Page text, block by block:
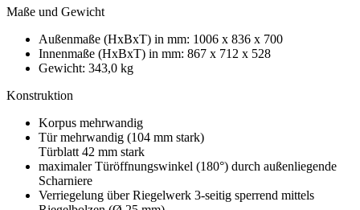
Maße und Gewicht
Außenmaße (HxBxT) in mm: 1006 x 836 x 700
Innenmaße (HxBxT) in mm: 867 x 712 x 528
Gewicht: 343,0 kg
Konstruktion
Korpus mehrwandig
Tür mehrwandig (104 mm stark)
Türblatt 42 mm stark
maximaler Türöffnungswinkel (180°) durch außenliegende
Scharniere
Verriegelung über Riegelwerk 3-seitig sperrend mittels